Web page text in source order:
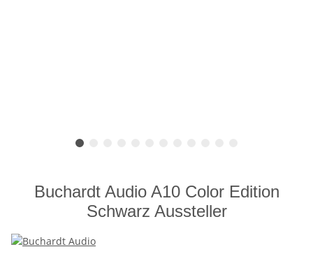
Buchardt Audio A10 Color Edition
Schwarz Aussteller